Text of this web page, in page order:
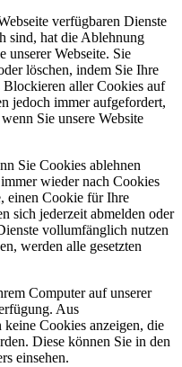
verfügbaren Dienste
sind, hat die Ablehnung
unserer Webseite. Sie
löschen, indem Sie Ihre
Blockieren aller Cookies auf
jedoch immer aufgefordert,
Sie unsere Website
Sie Cookies ablehnen
wieder nach Cookies
einen Cookie für Ihre
sich jederzeit abmelden oder
vollumfänglich nutzen
werden alle gesetzten
Computer auf unserer
Aus
Cookies anzeigen, die
Diese können Sie in den
einsehen.